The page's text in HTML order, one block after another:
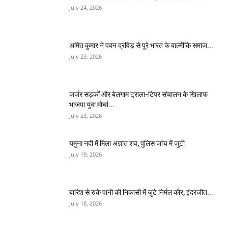
July 24, 2026
अमित कुमार ने पवन द्रविड़ से पूरे भारत के वाल्मीकि समाज...
July 23, 2026
जर्जर सड़कों और बेलगाम ट्राला-टिपर संचालन के खिलाफ
भाजपा युवा मोर्चा...
July 23, 2026
यमुना नदी में मिला अज्ञात शव, पुलिस जांच में जुटी
July 19, 2026
बारिश से रुके पानी की निकासी में जुटे निर्मल कौर, इंदरजीत...
July 18, 2026